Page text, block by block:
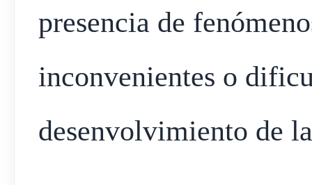
presencia de
inconvenientes o
desenvolvimiento de